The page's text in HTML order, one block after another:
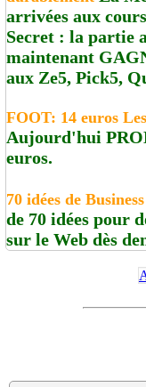
arrivées aux
Secret : la partie
maintenant
aux Ze5, Pick5,
FOOT: 14 euros
Aujourd'hui
euros.
70 idées de
de 70 idées pour
sur le Web dès